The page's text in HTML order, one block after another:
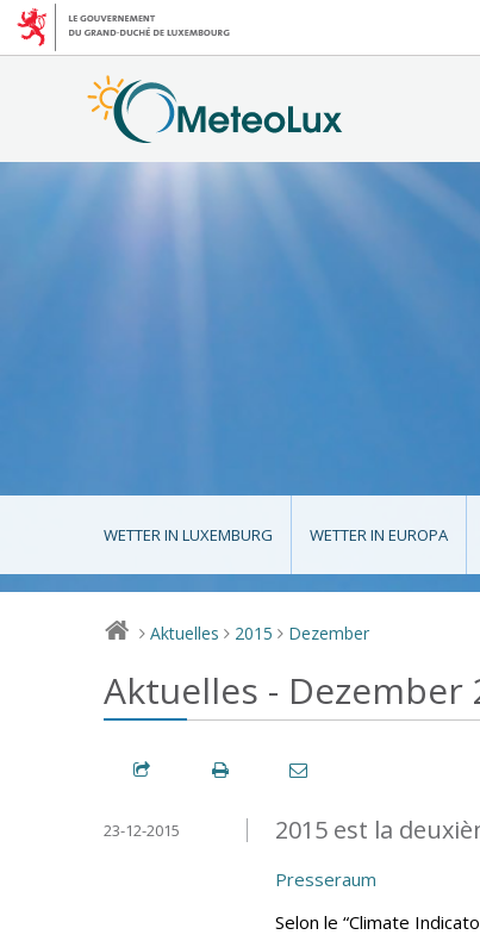
WETTER IN LUXEMBURG WETTER IN EUROPA
> Aktuelles > 2015 > Dezember
Aktuelles - Dezember
2015 est la
23-12-2015
Presseraum
Selon le “Climate